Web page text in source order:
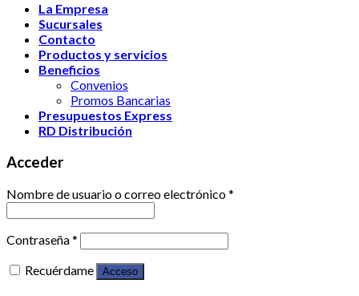
La Empresa
Sucursales
Contacto
Productos y servicios
Beneficios
Convenios
Promos Bancarias
Presupuestos Express
RD Distribución
Acceder
Nombre de usuario o correo electrónico*
Contraseña*
Recuérdame
Acceso